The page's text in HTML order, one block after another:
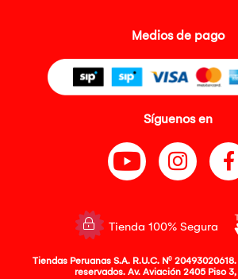
Medios de pago
Síguenos en
Tienda 100% Segura
Tiendas Peruanas S.A. R.U.C. Nº
reservados. Av. Aviación 2405 Piso